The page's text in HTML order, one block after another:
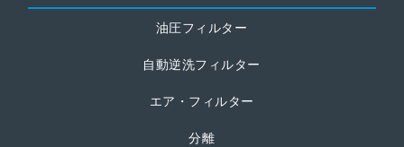
油圧フィルター
自動逆洗フィルター
エア・フィルター
分離